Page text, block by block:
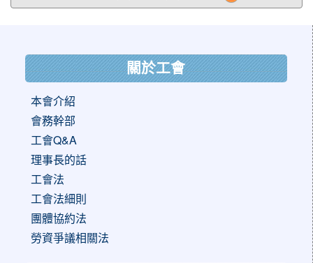
關於工會
本會介紹
會務幹部
工會Q&A
理事長的話
工會法
工會法細則
團體協約法
勞資爭議相關法